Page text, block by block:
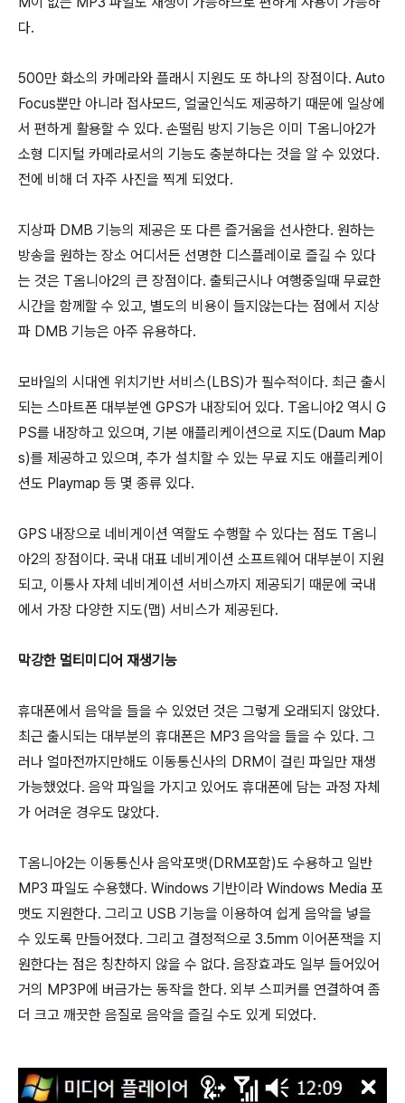
다.
500만 화소의 카메라와 플래시 지원도 또 하나의 장점이다. Auto
Focus뿐만 아니라 접사모드, 얼굴인식도 제공하기 때문에 일상에
서 편하게 활용할 수 있다. 손떨림 방지 기능은 이미 T옴니아2가
소형 디지털 카메라로서의 기능도 충분하다는 것을 알 수 있었다.
전에 비해 더 자주 사진을 찍게 되었다.
지상파 DMB 기능의 제공은 또 다른 즐거움을 선사한다. 원하는
방송을 원하는 장소 어디서든 선명한 디스플레이로 즐길 수 있다
는 것은 T옴니아2의 큰 장점이다. 출퇴근시나 여행중일때 무료한
시간을 함께할 수 있고, 별도의 비용이 들지않는다는 점에서 지상
파 DMB 기능은 아주 유용하다.
모바일의 시대엔 위치기반 서비스(LBS)가 필수적이다. 최근 출시
되는 스마트폰 대부분엔 GPS가 내장되어 있다. T옴니아2 역시 G
PS를 내장하고 있으며, 기본 애플리케이션으로 지도(Daum Map
s)를 제공하고 있으며, 추가 설치할 수 있는 무료 지도 애플리케이
션도 Playmap 등 몇 종류 있다.
GPS 내장으로 네비게이션 역할도 수행할 수 있다는 점도 T옴니
아2의 장점이다. 국내 대표 네비게이션 소프트웨어 대부분이 지원
되고, 이통사 자체 네비게이션 서비스까지 제공되기 때문에 국내
에서 가장 다양한 지도(맵) 서비스가 제공된다.
막강한 멀티미디어 재생기능
휴대폰에서 음악을 들을 수 있었던 것은 그렇게 오래되지 않았다.
최근 출시되는 대부분의 휴대폰은 MP3 음악을 들을 수 있다. 그
러나 얼마전까지만해도 이동통신사의 DRM이 걸린 파일만 재생
가능했었다. 음악 파일을 가지고 있어도 휴대폰에 담는 과정 자체
가 어려운 경우도 많았다.
T옴니아2는 이동통신사 음악포맷(DRM포함)도 수용하고 일반
MP3 파일도 수용했다. Windows 기반이라 Windows Media 포
맷도 지원한다. 그리고 USB 기능을 이용하여 쉽게 음악을 넣을
수 있도록 만들어졌다. 그리고 결정적으로 3.5mm 이어폰잭을 지
원한다는 점은 칭찬하지 않을 수 없다. 음장효과도 일부 들어있어
거의 MP3P에 버금가는 동작을 한다. 외부 스피커를 연결하여 좀
더 크고 깨끗한 음질로 음악을 즐길 수도 있게 되었다.